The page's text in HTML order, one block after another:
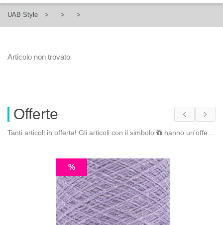
UAB Style
Articolo non trovato
Offerte
Tanti articoli in offerta! Gli articoli con il simbolo hanno un'offerta riservata. Fai il
%